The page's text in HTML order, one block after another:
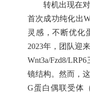
转机出现在
首次成功纯化出
灵感，不断优化
2023年，团队迎
Wnt3a/Fzd8/
镜结构。然而，
G蛋白偶联受体